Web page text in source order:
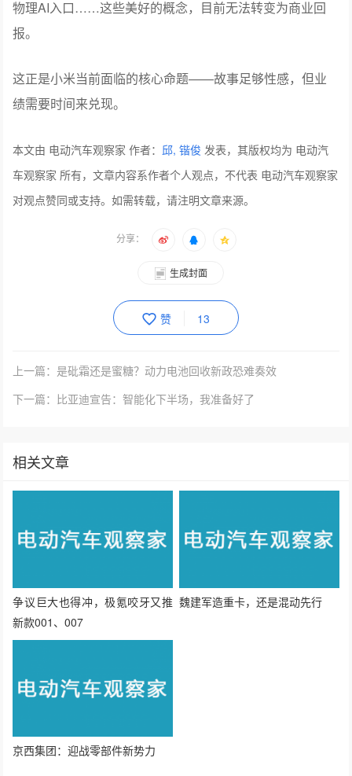
伴随股价下跌，小米集团的市值来到了7338亿港币。对于
后，资本市场短暂认可，但是随后AI、机器人等更“硬核”的
题材更让人兴奋。而“人车家生态”、手机、家居和汽车三大
报。
这正是小米当前面临的核心命题——故事足够性感，但业
绩需要时间来兑现。
本文由 电动汽车观察家 作者：邱, 锴俊发表，其版权均为 电动汽
车观察家 所有，文章内容系作者个人观点，不代表 电动汽车观察家
对观点赞同或支持。如需转载，请注明文章来源。
分享：
生成封面
下一篇：比亚迪宣告：智能化下半场，我准备好了
相关文章
新款001、007